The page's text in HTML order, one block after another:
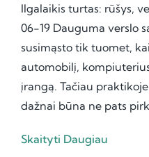
Ilgalaikis turtas: rūšys,
06-19 Dauguma verslo
susimąsto tik tuomet,
automobilį,
įrangą. Tačiau
dažnai būna ne pats
Skaityti Daugiau